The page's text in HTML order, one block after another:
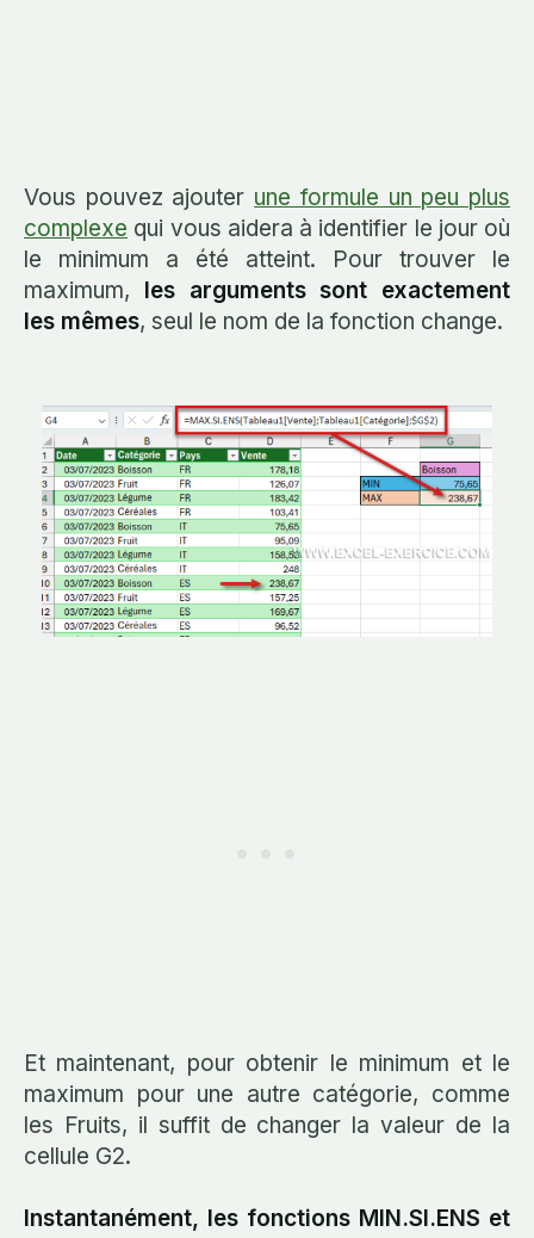
Vous pouvez ajouter une formule un peu plus
complexe qui vous aidera à identifier le jour où
le minimum a été atteint. Pour trouver le
maximum, les arguments sont exactement
les mêmes, seul le nom de la fonction change.
Et maintenant, pour obtenir le minimum et le
maximum pour une autre catégorie, comme
les Fruits, il suffit de changer la valeur de la
cellule G2.
Instantanément, les fonctions MIN.SI.ENS et